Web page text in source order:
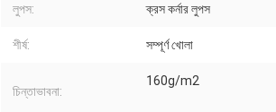
লুপস: ক্রস কর্নার লুপস
শীর্ষ: সম্পূর্ণ খোলা
চিন্তাভাবনা:
160g/m2